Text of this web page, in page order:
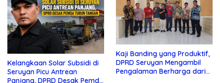
Kelangkaan Solar Subsidi di
Seruyan Picu Antrean
Panjang, DPRD Desak Pemda
Kaji Banding yang Produktif,
DPRD Seruyan Mengambil
Pengalaman Berharga dari